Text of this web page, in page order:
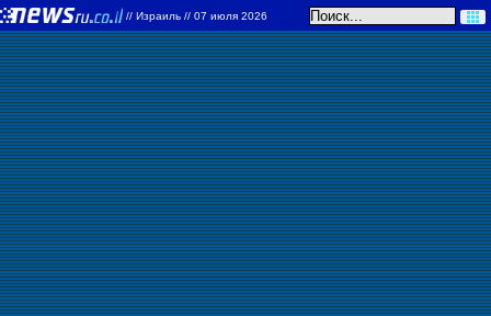
// Израиль // 07 июля 2026